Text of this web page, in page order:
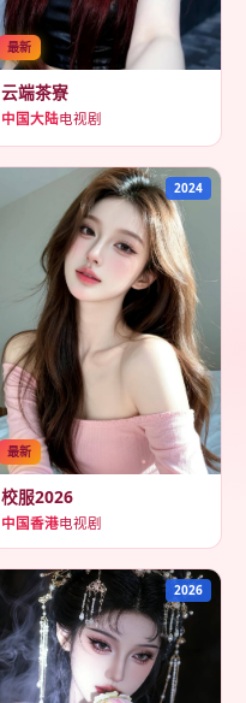
最新
云端茶寮
中国大陆电视剧
最新
2024
校服2026
中国香港电视剧
2026